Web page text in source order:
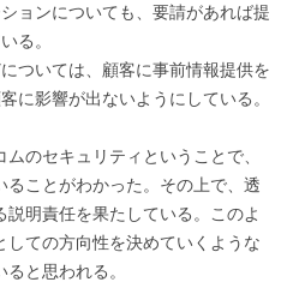
ョンについても、要請があれば提
る。
ついては、顧客に事前情報提供を
に影響が出ないようにしている。
のセキュリティということで、
ことがわかった。その上で、透
明責任を果たしている。このよ
しての方向性を決めていくような
と思われる。